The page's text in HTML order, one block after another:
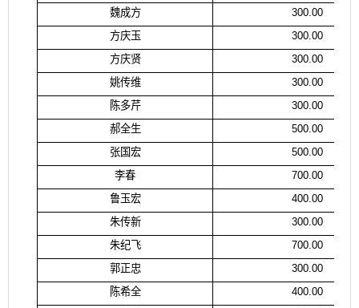
魏成方
300.00
方庆玉
300.00
方庆贤
300.00
姚传维
300.00
陈多芹
300.00
郝全生
500.00
张国宏
500.00
李春
700.00
鲁玉宏
400.00
朱传新
300.00
朱纪飞
700.00
郭正忠
300.00
陈希全
400.00